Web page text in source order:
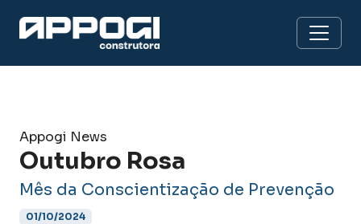
Appogi News
Outubro Rosa
Mês da Conscientização de Prevenção
01/10/2024